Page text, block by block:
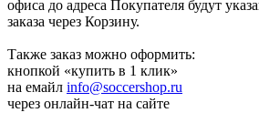
офиса до адреса Покупателя будут
заказа через Корзину.
Также заказ можно оформить:
кнопкой «купить в 1 клик»
на емайл info@soccershop.ru
через онлайн-чат на сайте